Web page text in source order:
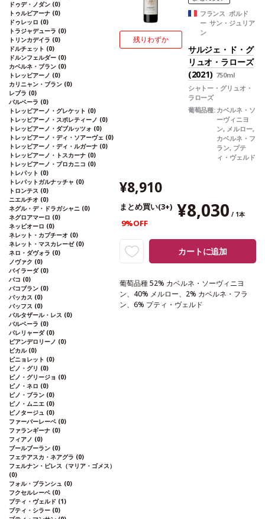
ドゥデ・ノダン (0)
トゥルビアーナ (0)
ドゥレッロ (0)
トラジャデューラ (0)
トリンカデイラ (0)
ドルチェット (0)
ドルンフェルダー (0)
カベルネ・ブラン (0)
トレッビアーノ (0)
カリニャン・ブラン (0)
レブラ (0)
バルベーラ (0)
トレッビアーノ・グレケット (0)
トレッビアーノ・スポレティーノ (0)
トレッビアーノ・ダブルッツォ (0)
トレッビアーノ・ディ・ソアーヴェ (0)
トレッビアーノ・ディ・ルガーナ (0)
トレッビアーノ・トスカーナ (0)
トレッビアーノ・プロカニコ (0)
トレパット (0)
トレパットガルナッチャ (0)
トロンテス (0)
ニエルチオ (0)
ネグル・デ・ドラガシャニ (0)
ネグロアマーロ (0)
ネッビオーロ (0)
ネレット・カプチーオ (0)
ネレット・マスカレーゼ (0)
ネロ・ダヴォラ (0)
ノヴァク (0)
バイラーダ (0)
バコ (0)
バコブラン (0)
バッカス (0)
バッフス (0)
バルタザール・レス (0)
バルベーラ (0)
パレリャーダ (0)
ピアンデロリーノ (0)
ビカル (0)
ピニョレット (0)
ピノ・グリ (0)
ピノ・グリージョ (0)
ピノ・ネロ (0)
ピノ・ブラン (0)
ピノ・ムニエ (0)
ピノタージュ (0)
ファーバーレーベ (0)
ファランギーナ (0)
フィアノ (0)
ブールブーラン (0)
フェテアスカ・ネアグラ (0)
フェルナン・ピレス（マリア・ゴメス）
(0)
フォル・ブランシュ (0)
フクセルレーベ (0)
プティ・ヴェルド (1)
プティ・シラー (0)
変更されます、ご了承ください。
残りわずか
フランス ボルド
ー サン・ジュリア
ン
サルジェ・ド・グ
リュオ・ラローズ
(2021) 750ml
シャトー・グリュオ・
ラローズ
葡萄品種: カベルネ・ソ
ーヴィニヨ
ン, メルロー,
カベルネ・フ
ラン, プテ
ィ・ヴェルド
¥8,910
まとめ買い(3+) ¥8,030 / 1本
9%OFF
カートに追加
葡萄品種52% カベルネ・ソーヴィニヨ
ン、40% メルロー、2% カベルネ・フラ
ン、6% プティ・ヴェルド